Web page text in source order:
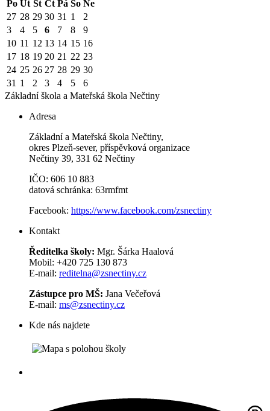
Po Út St Čt Pá So Ne
27 28 29 30 31 1
2
3
4 5 6 7 8
9
10 11 12 13 14 15 16
17 18 19 20 21 22 23
24 25 26 27 28 29 30
31 1 2 3 4 5
6
Základní škola a Mateřská škola Nečtiny
Adresa
Základní a Mateřská škola Nečtiny,
okres Plzeň-sever, příspěvková organizace
Nečtiny 39, 331 62 Nečtiny
IČO: 606 10 883
datová schránka: 63rmfmt
Facebook: https://www.facebook.com/zsnectiny
Kontakt
Ředitelka školy: Mgr. Šárka Haalová
Mobil: +420 725 130 873
E-mail: reditelna@zsnectiny.cz
Zástupce pro MŠ: Jana Večeřová
E-mail: ms@zsnectiny.cz
Kde nás najdete